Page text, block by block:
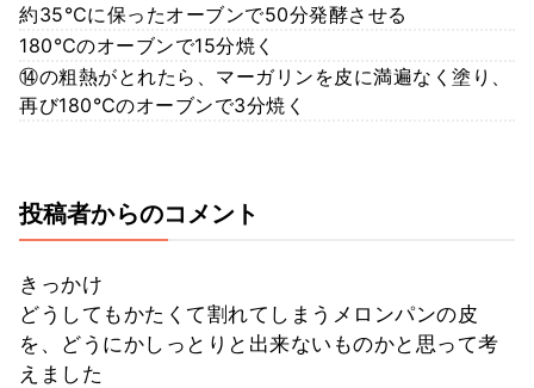
約35℃に保ったオーブンで50分発酵させる
180℃のオーブンで15分焼く
⑭の粗熱がとれたら、マーガリンを皮に満遍なく塗り、
再び180℃のオーブンで3分焼く
投稿者からのコメント
きっかけ
どうしてもかたくて割れてしまうメロンパンの皮
を、どうにかしっとりと出来ないものかと思って考
えました